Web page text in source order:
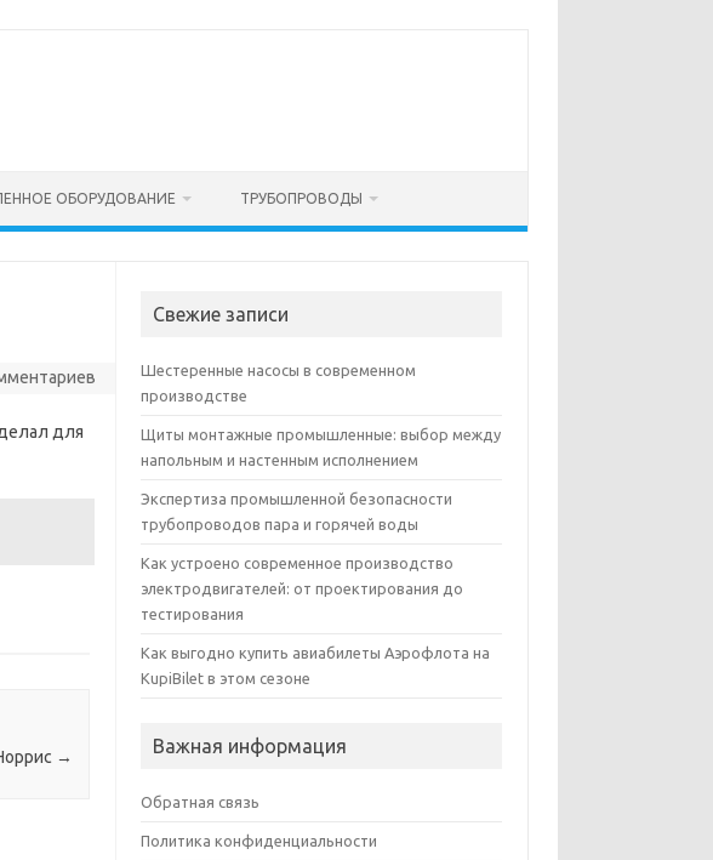
ОБОРУДОВАНИЕ ТРУБОПРОВОДЫ
для
→
Свежие записи
Шестеренные насосы в современном
производстве
Щиты монтажные промышленные: выбор между
напольным и настенным исполнением
Экспертиза промышленной безопасности
трубопроводов пара и горячей воды
Как устроено современное производство
электродвигателей: от проектирования до
тестирования
Как выгодно купить авиабилеты Аэрофлота на
KupiBilet в этом сезоне
Важная информация
Обратная связь
Политика конфиденциальности